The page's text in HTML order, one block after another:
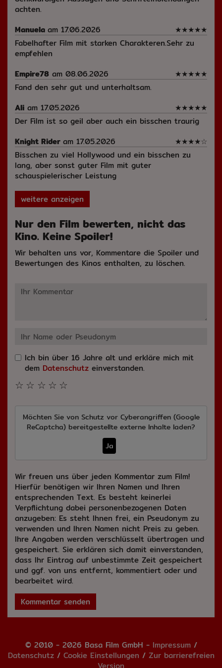
achten.
Manuela am 17.06.2026 ★★★★★
Fabelhafter Film mit starken Charakteren.Sehr zu
empfehlen
Empire78 am 08.06.2026 ★★★★★
Fand den sehr gut und unterhaltsam.
Ali am 17.05.2026 ★★★★★
Der Film ist so geil aber auch ein bisschen traurig
Knight Rider am 17.05.2026 ★★★★☆
Bisschen zu viel Hollywood und ein bisschen zu
lang, aber sonst guter Film mit guter
schauspielerischer Leistung
weitere anzeigen
Nur den Film bewerten, nicht das
Kino. Keine Spoiler!
Wir behalten uns vor, Kommentare die Spoiler und
Bewertungen des Kinos enthalten, zu löschen.
Ich bin über 16 Jahre alt und erkläre mich mit
dem Datenschutz einverstanden.
☆
☆
☆
☆
☆
Möchten Sie von Schutz vor Cyberangriffen (Google
ReCaptcha) bereitgestellte externe Inhalte laden?
Ja
Wir freuen uns über jeden Kommentar zum Film!
Hierfür benötigen wir Ihren Namen und Ihren
entsprechenden Text. Es besteht keinerlei
Verpflichtung dabei personenbezogenen Daten
anzugeben: Es steht Ihnen frei, ein Pseudonym zu
verwenden und Ihren Namen nicht Preis zu geben.
Ihre Angaben werden verschlüsselt übertragen und
gespeichert. Sie erklären sich damit einverstanden,
dass Ihr Eintrag auf unbestimmte Zeit gespeichert
und ggf. von uns entfernt, kommentiert oder und
bearbeitet wird.
Kommentar senden
© 2010 - 2026 Basa Film GmbH - Impressum/
Datenschutz/ Cookie Einstellungen / Zur barrierefreien
Version